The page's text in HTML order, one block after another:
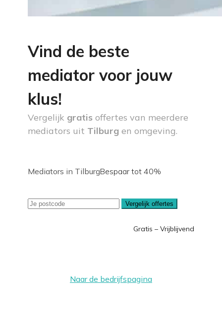
Vind de beste
mediator voor jouw
klus!
Vergelijk gratis offertes van meerdere
mediators uit Tilburg en omgeving.
Mediators in TilburgBespaar tot 40%
Vergelijk offertes
Gratis – Vrijblijvend
Naar de bedrijfspagina